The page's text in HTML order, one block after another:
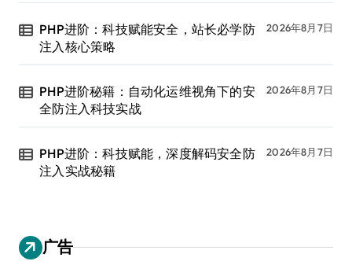
PHP进阶：科技赋能安全，站长必学防
注入核心策略
2026年8月7日
PHP进阶秘籍：自动化运维视角下的安
全防注入科技实战
2026年8月7日
PHP进阶：科技赋能，深度解码安全防
注入实战秘籍
2026年8月7日
广告